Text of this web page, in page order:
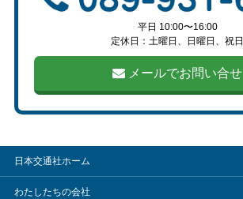
平日 10:00〜16:00
定休日：土曜日、日曜日、祝日
メールでお問い合せ
日本交通社ホーム
わたしたちの会社